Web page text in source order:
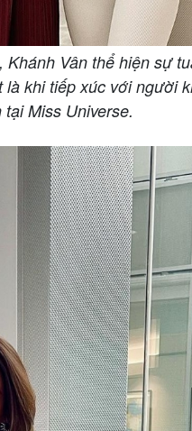
Vân thể hiện sự
khi tiếp xúc với người
Miss Universe.